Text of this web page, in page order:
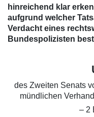
hinreichend klar
aufgrund welcher
Verdacht eines
Bundespolizisten
des Zweiten Senats
mündlichen
– 2